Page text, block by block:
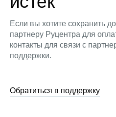
Если вы хотите сохранить
партнеру Руцентра для
контакты для связи с
поддержки.
Обратиться в поддержку